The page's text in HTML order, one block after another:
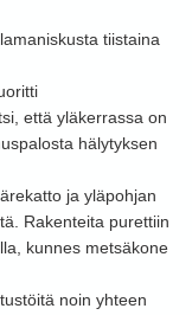
tiistaina
että yläkerrassa on
hälytyksen
ja yläpohjan
Rakenteita purettiin
kunnes metsäkone
noin yhteen